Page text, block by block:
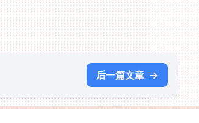
后一篇文章 →